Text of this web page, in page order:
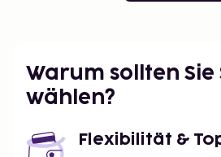
Warum sollten Sie
wählen?
Flexibilität &